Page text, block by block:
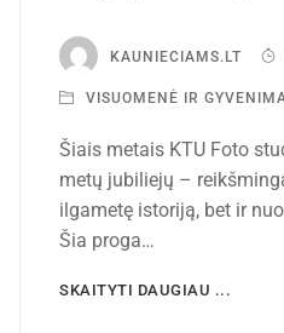
KAUNIECIAMS.LT
VISUOMENĖ IR
Šiais metais KTU Foto
metų jubiliejų –
ilgametę istoriją, bet ir
Šia proga…
SKAITYTI DAUGIAU ...